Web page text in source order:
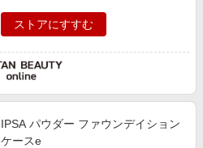
ストアにすすむ
IPSA パウダー ファウンデイション
ケースe